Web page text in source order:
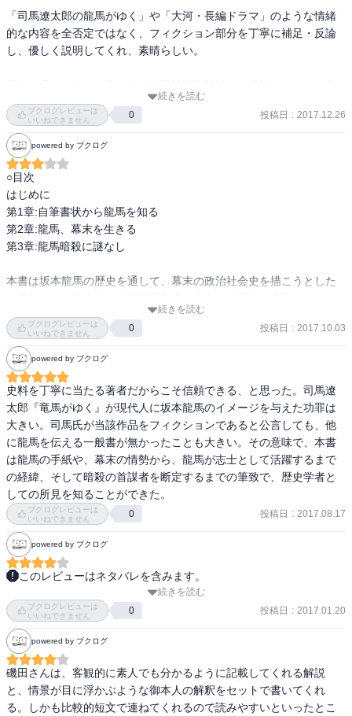
これには流石脱帽しました。
これは上手い表現です。
龍馬は尊皇攘夷を主張する（下級）武士であるよりも、優れたビジ
ネスマンとしての才能を評価すべきというのです。
これは、まさに目から鱗で、ぼくが漠然と感じていた胡散臭い龍馬
像をきれいに取り払ってくれました。
ここで、龍馬という人物に着目して、彼の動きを追いかけていく
と、複雑だった構図がすっきり理解できるのではないかという意図
でこの本は書かれています
。
その意図は、かなり成功しているといえるでしょう。
明治維新に関わった多くの人物を繋げるのに、龍馬ほど適任はいな
いからです。
ただ、残念なことは龍馬は大政奉還後にすぐ暗殺されてしまい、そ
の後の維新の推移を語る語り部にはなれなかったことです。
そこで磯田先生、龍馬暗殺の推移を微に入り細に入り、ほぼ本の半
分を費やして書いてしまいます。
まさに、歴史オタクの面目躍如といったところでしょうか。
これは本としては、余計だった。
まあ、前回読んだ「素顔の西郷隆盛」と同じように、テーマを絞っ
「司馬遼太郎の龍馬がゆく」や「大河・長編ドラマ」のような情緒
的な内容を全否定ではなく、フィクション部分を丁寧に補足・反論
し、優しく説明してくれ、素晴らしい。
者の学者としての矜持を感じる。
調査研究の甘い視点を活字にするな！という著者の心意気を読めた
のは、私だけでないはず。
続きを読む
ブクログレビューは
いいねできません
0 投稿日 : 2017.12.26
powered by ブクログ
○目次
はじめに
第1章:自筆書状から龍馬を知る
第2章:龍馬、幕末を生きる
第3章:龍馬暗殺に謎なし
本書は坂本龍馬の歴史を通して、幕末の政治社会史を描こうとした
んに用いて叙述されている点で巷の龍馬関係の書籍よりは史実を積
み重ねた手堅い内容となっている。
しかし、著者の磯田氏神ーの専門が近世史であり、明治維新史が専
門ではないため、所々幕末政治史の間違った評価が多いのが残念。
例えば、現実的に政治問題として「討幕」が出てくるのは早くとも
慶應3年9月以降なのに、それ以前(下手すると文久期まで)に遡ってた
り、「倒幕」と「討幕」の区別が出来ていなかったり、薩長盟約の
解釈が間違っていたりと問題点は多い。
せめて、本を執筆するのであれば明治維新史の専門の先行研究あた
りはしっかり押さえてもらいたい。
龍馬の暗殺に関する章では、関係者の史料を示して、実行犯や指示
者を紐解いている。史料解読によって可能性を高め、一つの史実を
再構築していく歴史学の醍醐味が本章により、読者に伝わることだ
ろう。
幕末政治史は一般人にとっては大変理解の難しいテーマなので、龍
馬を切り口にして興味関心を持ってもらうきっかけの1冊になると思
う。
続きを読む
ブクログレビューは
いいねできません
0 投稿日 : 2017.10.03
powered by ブクログ
史料を丁寧に当たる著者だからこそ信頼できる、と思った。司馬遼
太郎『竜馬がゆく』が現代人に坂本龍馬のイメージを与えた功罪は
大きい。司馬氏が当該作品をフィクションであると公言しても、他
に龍馬を伝える一般書が無かったことも大きい。その意味で、本書
は龍馬の手紙や、幕末の情勢から、龍馬が志士として活躍するまで
の経緯、そして暗殺の首謀者を断定するまでの筆致で、歴史学者と
しての所見を知ることができた。
ブクログレビューは
いいねできません
0 投稿日 : 2017.08.17
powered by ブクログ
このレビューはネタバレを含みます。
アメリカのフェリーが日本に開国を求めたのは、捕鯨船などの寄港
地や補給地を確保するのが当面の目的でしたが、イギリスは日本の
生糸やお茶といった、当時のヨーロッパで要望されていた交易品を
安定して入手することを望んでいました
会津藩は近代型エリート教育、薩摩藩は戦国時代がフリーズドライ
されて残っていた教育と言っていいでしょう
続きを読む
ブクログレビューは
いいねできません
0 投稿日 : 2017.01.20
powered by ブクログ
磯田さんは、客観的に素人でも分かるように記載してくれる解説
と、情景が目に浮かぶような御本人の解釈をセットで書いてくれ
る。しかも比較的短文で連ねてくれるので読みやすいといったとこ